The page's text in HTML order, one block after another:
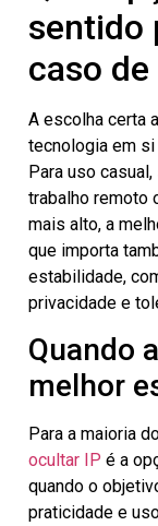
sentido
caso de
A escolha certa
tecnologia em si
Para uso
trabalho remoto
mais alto, a
que importa
estabilidade,
privacidade e
Quando
melhor
Para a maioria
ocultar IP é a
quando o
praticidade e